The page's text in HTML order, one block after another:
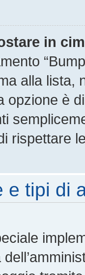
in
alla lista,
opzione è
rispettare
e tipi di